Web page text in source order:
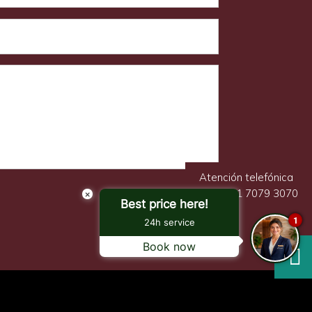
ENVIAR
Atención telefónica
+54 9 11 7079 3070

×
Best price here!
24h service
Book now
1